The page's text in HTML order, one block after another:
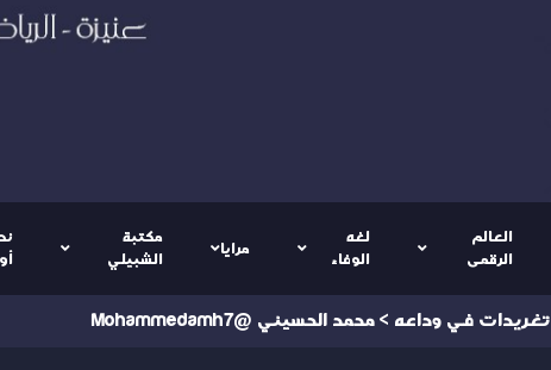
العالم
الرقمى
لغه
الوفاء
مرايا
مكتبة
الشبيلي
تغريدات في وداعه > محمد الحسيني @Mohammedamh7